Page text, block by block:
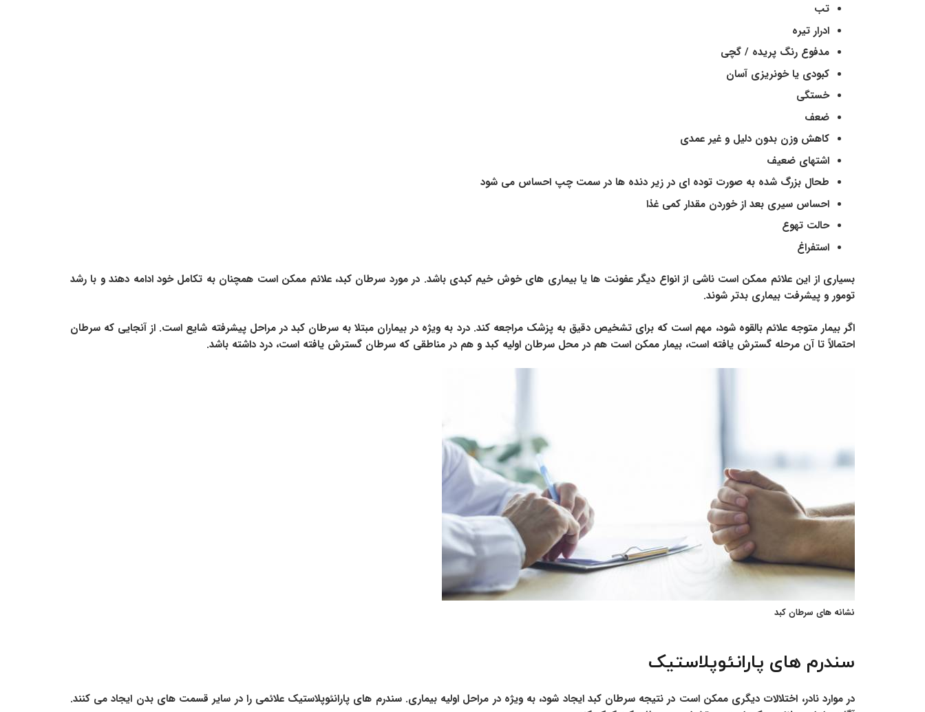
تب
ادرار تیره
مدفوع رنگ پریده / گچی
کبودی یا خونریزی آسان
خستگی
ضعف
کاهش وزن بدون دلیل و غیر عمدی
اشتهای ضعیف
طحال بزرگ شده به صورت توده ای در زیر دنده ها در سمت چپ احساس می شود
احساس سیری بعد از خوردن مقدار کمی غذا
حالت تهوع
استفراغ
بسیاری از این علائم ممکن است ناشی از انواع دیگر عفونت ها یا بیماری های خوش خیم کبدی باشد. در مورد سرطان کبد، علائم ممکن است همچنان به تکامل خود ادامه دهند و با رشد
تومور و پیشرفت بیماری بدتر شوند.
اگر بیمار متوجه علائم بالقوه شود، مهم است که برای تشخیص دقیق به پزشک مراجعه کند. درد به ویژه در بیماران مبتلا به سرطان کبد در مراحل پیشرفته شایع است. از آنجایی که سرطان
احتمالاً تا آن مرحله گسترش یافته است، بیمار ممکن است هم در محل سرطان اولیه کبد و هم در مناطقی که سرطان گسترش یافته است، درد داشته باشد.
نشانه های سرطان کبد
سندرم های پارانئوپلاستیک
در موارد نادر، اختلالات دیگری ممکن است در نتیجه سرطان کبد ایجاد شود، به ویژه در مراحل اولیه بیماری. سندرم های پارانئوپلاستیک علائمی را در سایر قسمت های بدن ایجاد می کنند.